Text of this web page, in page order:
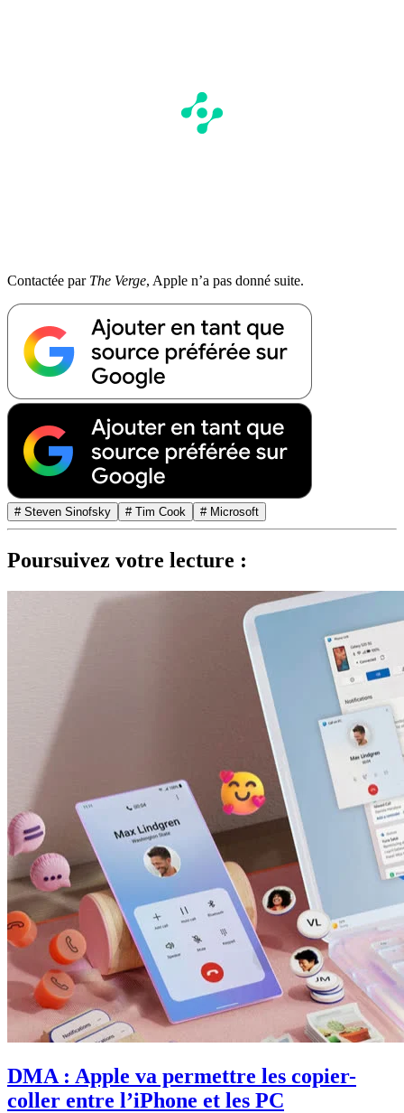
Contactée par The Verge, Apple n’a pas donné suite.
# Steven Sinofsky # Tim Cook # Microsoft
Poursuivez votre lecture :
DMA : Apple va permettre les copier-
coller entre l’iPhone et les PC